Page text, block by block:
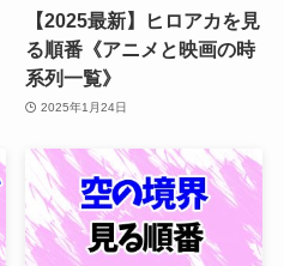
【2025最新】ヒロアカを見
る順番《アニメと映画の時
系列一覧》
2025年1月24日